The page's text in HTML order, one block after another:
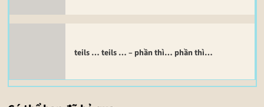
teils … teils … – phần thì… phần thì…